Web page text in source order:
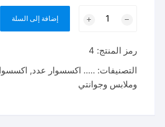
Helmet
TSP2602,
White
إضافة إلى السلة
رمز المنتج: 4
التصنيفات: ..... اكسسوار عدد,
وملابس وجوانتي